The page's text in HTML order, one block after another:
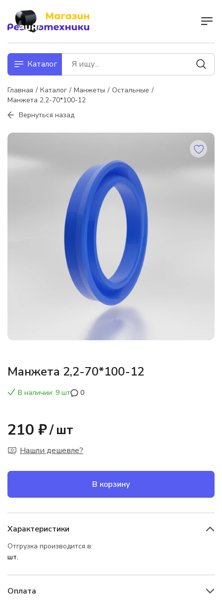
Каталог
Главная Каталог Манжеты
Остальные
Манжета 2,2-70*100-12
Вернуться назад
Манжета 2,2-70*100-12
В наличии: 9 шт 0
210 ₽/ шт
Нашли дешевле?
В корзину
Характеристики
Отгрузка производится в:
шт.
Оплата